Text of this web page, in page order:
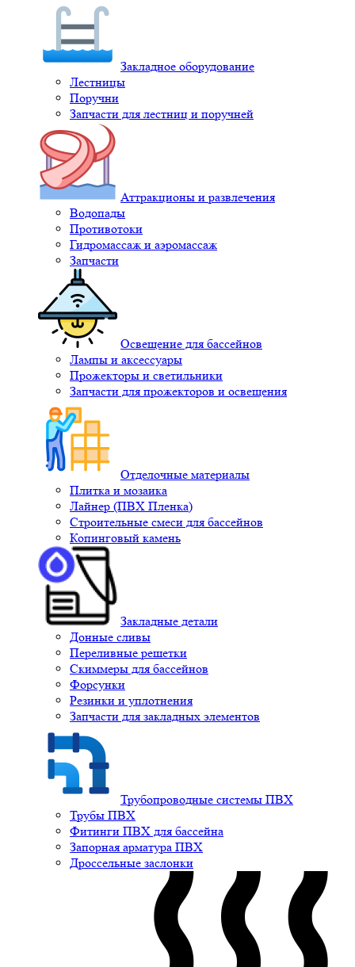
Закладное оборудование
Лестницы
Поручни
Запчасти для лестниц и поручней
Аттракционы и развлечения
Водопады
Противотоки
Гидромассаж и аэромассаж
Запчасти
Освещение для бассейнов
Лампы и аксессуары
Прожекторы и светильники
Запчасти для прожекторов и освещения
Отделочные материалы
Плитка и мозаика
Лайнер (ПВХ Пленка)
Строительные смеси для бассейнов
Копинговый камень
Закладные детали
Донные сливы
Переливные решетки
Скиммеры для бассейнов
Форсунки
Резинки и уплотнения
Запчасти для закладных элементов
Трубопроводные системы ПВХ
Трубы ПВХ
Фитинги ПВХ для бассейна
Запорная арматура ПВХ
Дроссельные заслонки